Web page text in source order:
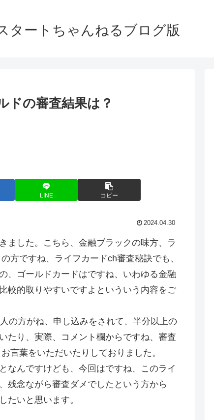
タートちゃんねるブログ版
ドの審査結果は？
LINE コピー
2024.04.30
ました。こちら、金融ブラックの味方、ラ
方ですね、ライフカードch審査秘訣でも、
、ゴールドカードはですね、いわゆる金融
較的取りやすいですよといういう内容をご
の方がね、申し込みをされて、半分以上の
たり、実際、コメント欄からですね、審査
言葉をいただいたりしておりました。
なんですけども、今回はですね、このライ
残念ながら審査ダメでしたという方から
たいと思います。